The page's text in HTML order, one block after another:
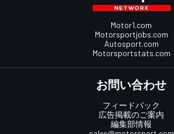
Motor1.com
Motorsportjobs.com
Autosport.com
Motorsportstats.com
お問い合わせ
フィードバック
広告掲載のご案内
編集部情報